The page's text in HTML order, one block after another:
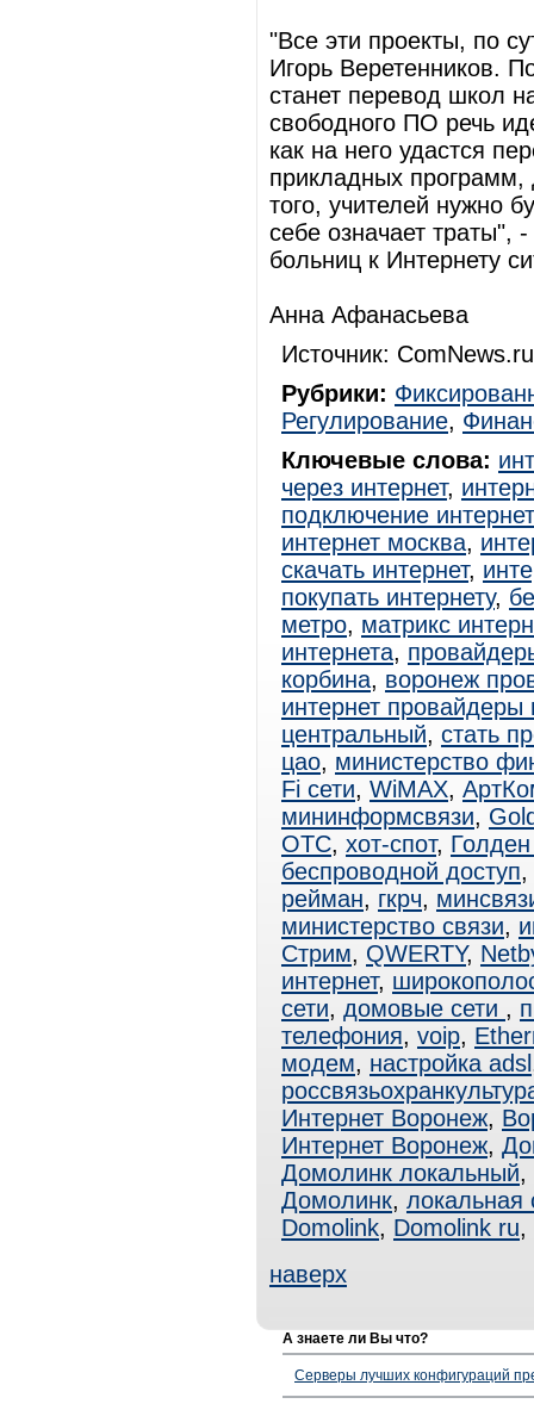
"Все эти проекты, по
Игорь Веретенников.
станет перевод школ
свободного ПО речь
как на него удастся
прикладных
того, учителей нужно
себе означает траты",
больниц к Интернету
Анна Афанасьева
Источник:
Рубрики:
Регулирование,
Ключевые слова:
через интернет,
подключение
интернет москва,
скачать интернет,
покупать интернету,
метро, матрикс
интернета,
корбина, воронеж
интернет провайдеры
центральный, стать
цао, министерство
Fi сети, WiMAX,
мининформсвязи,
ОТС, хот-спот,
беспроводной доступ,
рейман, гкрч,
министерство связи,
Стрим, QWERTY,
интернет,
сети, домовые сети ,
телефония, voip,
модем, настройка adsl
Интернет Воронеж,
Интернет Воронеж,
Домолинк локальный,
Домолинк, локальная
Domolink, Domolink ru,
наверх
А знаете ли Вы что?
Серверы лучших конфигураций